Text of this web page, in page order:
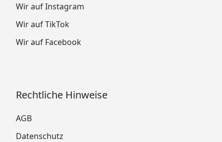
Wir auf Instagram
Wir auf TikTok
Wir auf Facebook
Rechtliche Hinweise
AGB
Datenschutz